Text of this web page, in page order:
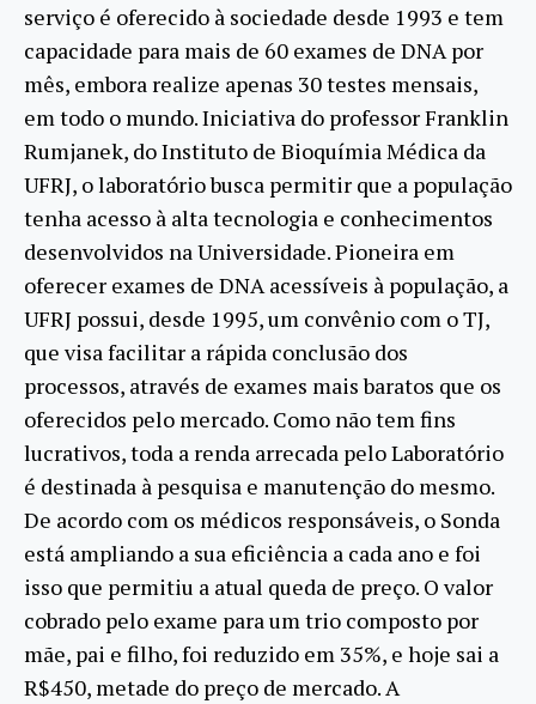
serviço é oferecido à sociedade desde 1993 e tem
capacidade para mais de 60 exames de DNA por
mês, embora realize apenas 30 testes mensais,
em todo o mundo. Iniciativa do professor Franklin
Rumjanek, do Instituto de Bioquímia Médica da
UFRJ, o laboratório busca permitir que a população
tenha acesso à alta tecnologia e conhecimentos
desenvolvidos na Universidade. Pioneira em
oferecer exames de DNA acessíveis à população, a
UFRJ possui, desde 1995, um convênio com o TJ,
que visa facilitar a rápida conclusão dos
processos, através de exames mais baratos que os
oferecidos pelo mercado. Como não tem fins
lucrativos, toda a renda arrecada pelo Laboratório
é destinada à pesquisa e manutenção do mesmo.
De acordo com os médicos responsáveis, o Sonda
está ampliando a sua eficiência a cada ano e foi
isso que permitiu a atual queda de preço. O valor
cobrado pelo exame para um trio composto por
mãe, pai e filho, foi reduzido em 35%, e hoje sai a
R$450, metade do preço de mercado. A